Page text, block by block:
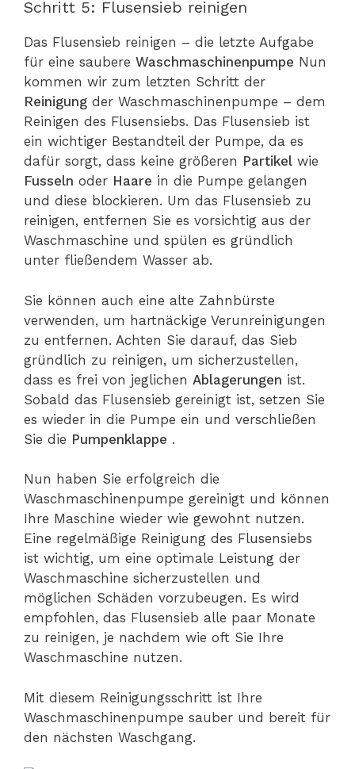
Schritt 5: Flusensieb reinigen
Das Flusensieb reinigen – die letzte Aufgabe
für eine saubere Waschmaschinenpumpe Nun
kommen wir zum letzten Schritt der
Reinigung der Waschmaschinenpumpe – dem
Reinigen des Flusensiebs. Das Flusensieb ist
ein wichtiger Bestandteil der Pumpe, da es
dafür sorgt, dass keine größeren Partikel wie
Fusseln oder Haare in die Pumpe gelangen
und diese blockieren. Um das Flusensieb zu
reinigen, entfernen Sie es vorsichtig aus der
Waschmaschine und spülen es gründlich
unter fließendem Wasser ab.
Sie können auch eine alte Zahnbürste
verwenden, um hartnäckige Verunreinigungen
zu entfernen. Achten Sie darauf, das Sieb
gründlich zu reinigen, um sicherzustellen,
dass es frei von jeglichen Ablagerungen ist.
Sobald das Flusensieb gereinigt ist, setzen Sie
es wieder in die Pumpe ein und verschließen
Sie die Pumpenklappe .
Nun haben Sie erfolgreich die
Waschmaschinenpumpe gereinigt und können
Ihre Maschine wieder wie gewohnt nutzen.
Eine regelmäßige Reinigung des Flusensiebs
ist wichtig, um eine optimale Leistung der
Waschmaschine sicherzustellen und
möglichen Schäden vorzubeugen. Es wird
empfohlen, das Flusensieb alle paar Monate
zu reinigen, je nachdem wie oft Sie Ihre
Waschmaschine nutzen.
Mit diesem Reinigungsschritt ist Ihre
Waschmaschinenpumpe sauber und bereit für
den nächsten Waschgang.